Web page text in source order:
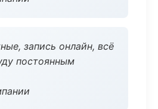
запись онлайн, всё
постоянным